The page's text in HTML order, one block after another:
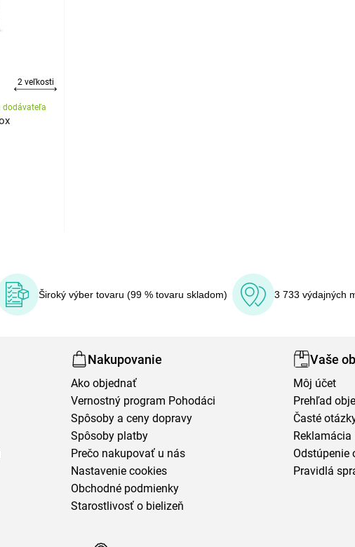
2 veľkosti
dodávateľa
Široký výber tovaru (99 % tovaru skladom) 3 733 výdajných
Nakupovanie
Ako objednať
Vernostný program Pohodáci
Spôsoby a ceny dopravy
Spôsoby platby
Prečo nakupovať u nás
Nastavenie cookies
Obchodné podmienky
Starostlivosť o bielizeň
Vaše
Môj účet
Prehľad
Časté
Reklamácia
Odstúpenie
Pravidlá